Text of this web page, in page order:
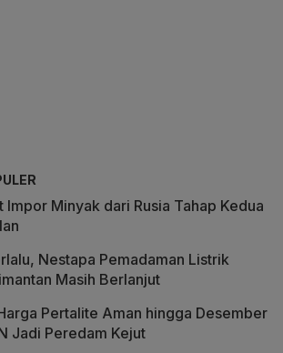
Impor Minyak dari Rusia Tahap Kedua
Nestapa Pemadaman Listrik
Masih Berlanjut
Pertalite Aman hingga Desember
Jadi Peredam Kejut